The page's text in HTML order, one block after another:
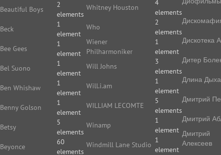
Beautiful Boys
2
elements
Beck
1
element
Bee Gees
1
element
Bel Suono
1
element
Ben Whishaw
1
element
Benny Golson
1
element
Betsy
5
elements
Beyonce
60
elements
Whitney Houston
4
elements
Who
2
elements
Wiener
Philharmoniker
1
element
Will Johns
3
elements
Will.i.am
1
element
WILLIAM LECOMTE
5
elements
Winamp
1
element
Windmill Lane Studio
1
element
Дискотека
Дитер
Длина
Дмитрий
Дмитрий
Дмитрий
Алексеев